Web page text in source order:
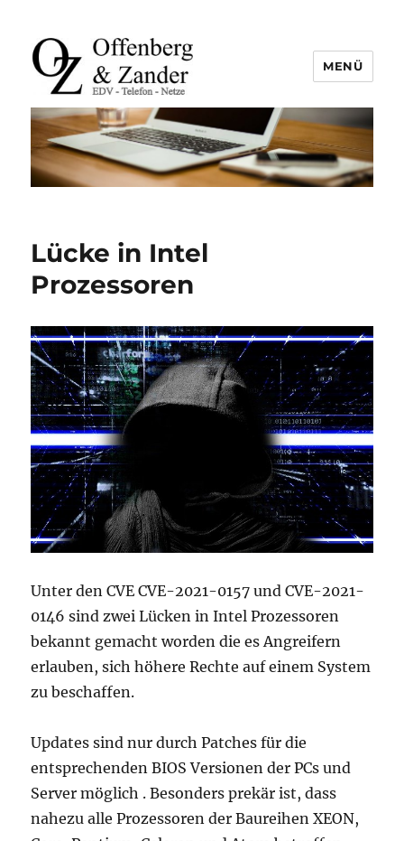
offenberg & zander gbr |
leutefeldstraße 25 | 47800 krefeld
| tel. +49 2151 45 45 840 | info@oz-
it.de
MENÜ
Lücke in Intel
Prozessoren
Unter den CVE CVE-2021-0157 und CVE-2021-
0146 sind zwei Lücken in Intel Prozessoren
bekannt gemacht worden die es Angreifern
erlauben, sich höhere Rechte auf einem System
zu beschaffen.
Updates sind nur durch Patches für die
entsprechenden BIOS Versionen der PCs und
Server möglich . Besonders prekär ist, dass
nahezu alle Prozessoren der Baureihen XEON,